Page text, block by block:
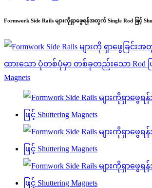
Formwork Side Rails များကိုရှာဖွေရန်အတွက် Single Rod ဖြင့်